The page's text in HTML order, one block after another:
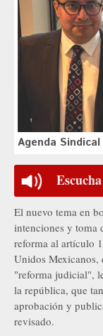
Agenda Sindical
El nuevo tema en
intenciones y toma
reforma al artículo
Unidos Mexicanos,
"reforma judicial",
la república, que
aprobación y
revisado.